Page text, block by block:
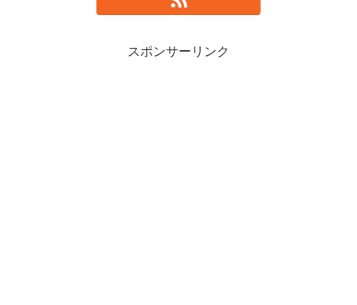
スポンサーリンク